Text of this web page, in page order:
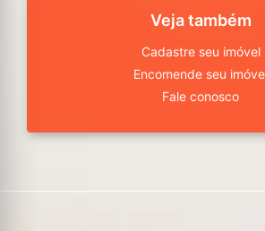
Veja também
Cadastre seu imóvel
Encomende seu
Fale conosco